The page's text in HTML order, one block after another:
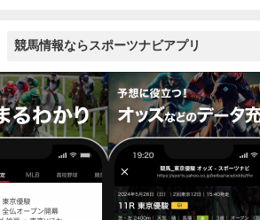
競馬情報ならスポーツナビアプリ